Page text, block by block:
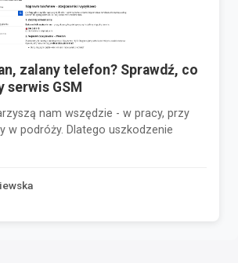
zalany telefon? Sprawdź, co
serwis GSM
nam wszędzie - w pracy, przy
w podróży. Dlatego uszkodzenie